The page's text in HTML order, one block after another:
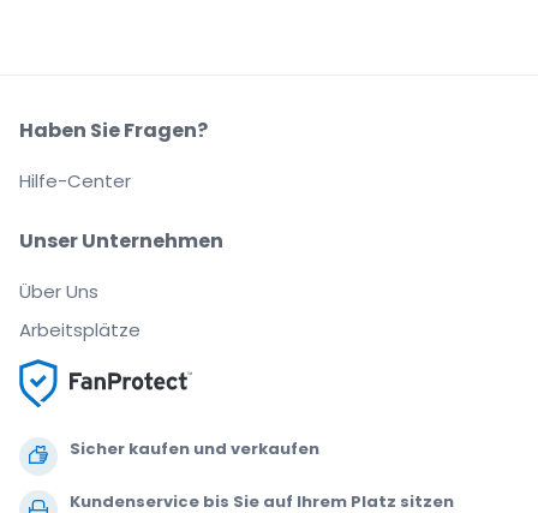
Sicher kaufen und verkaufen
Kundenservice bis Sie auf Ihrem Platz sitzen
Unser Unternehmen
Über Uns
Arbeitsplätze
Haben Sie Fragen?
Hilfe-Center